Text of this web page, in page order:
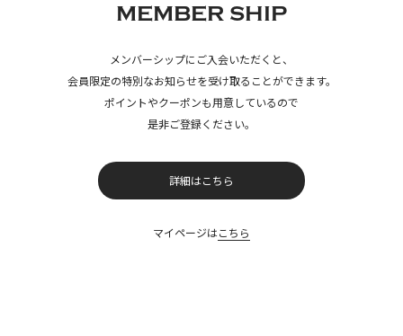
MEMBER SHIP
メンバーシップにご入会いただくと、
会員限定の特別なお知らせを受け取ることができます。
ポイントやクーポンも用意しているので
是非ご登録ください。
詳細はこちら
マイページはこちら